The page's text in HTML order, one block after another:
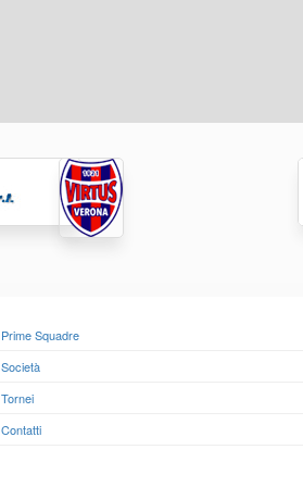
Prime Squadre
Società
Tornei
Contatti